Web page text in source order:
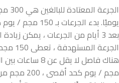
يوميًا. بدء
مجم / يوم